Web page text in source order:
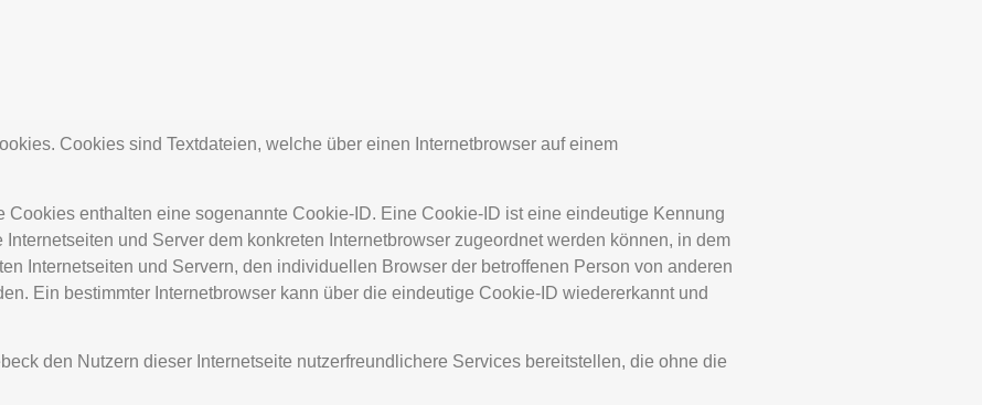
Cookies sind Textdateien, welche über einen Internetbrowser auf einem
enthalten eine sogenannte Cookie-ID. Eine Cookie-ID ist eine eindeutige Kennung
und Server dem konkreten Internetbrowser zugeordnet werden können, in dem
Internetseiten und Servern, den individuellen Browser der betroffenen Person von anderen
Ein bestimmter Internetbrowser kann über die eindeutige Cookie-ID wiedererkannt und
den Nutzern dieser Internetseite nutzerfreundlichere Services bereitstellen, die ohne die